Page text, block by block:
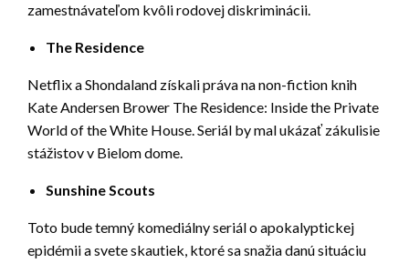
zamestnávateľom kvôli rodovej diskriminácii.
The Residence
Netflix a Shondaland získali práva na non-fiction knih
Kate Andersen Brower The Residence: Inside the Private
World of the White House. Seriál by mal ukázať zákulisie
stážistov v Bielom dome.
Sunshine Scouts
Toto bude temný komediálny seriál o apokalyptickej
epidémii a svete skautiek, ktoré sa snažia danú situáciu